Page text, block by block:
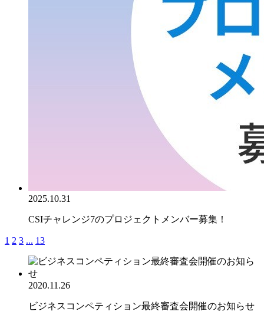
2025.10.31
CSIチャレンジ7のプロジェクトメンバー募集！
1 2 3 ... 13
2020.11.26
ビジネスコンペティション最終審査会開催のお知らせ